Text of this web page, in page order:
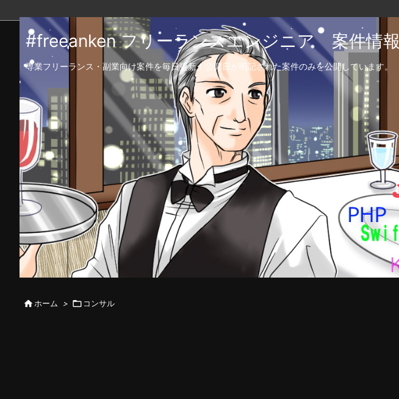
#freeanken フリーランスエンジニア 案件情報
専業フリーランス・副業向け案件を毎日更新！公開日が明記された案件のみを公開しています。
 ホーム >  コンサル